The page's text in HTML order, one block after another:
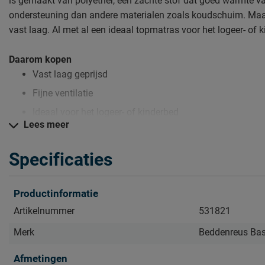
ondersteuning dan andere materialen zoals koudschuim.
vast laag. Al met al een ideaal topmatras voor het logeer- of
Daarom kopen
Vast laag geprijsd
Fijne ventilatie
Zo blijft Polyether topmatras Topperpakker lang mooi (en
Kijk bij de kopjes ‘Onderhoud’ en ‘Goed om te weten’ om alle
Lees meer
Specificaties
Productinformatie
Artikelnummer
531821
Merk
Beddenreus
Afmetingen